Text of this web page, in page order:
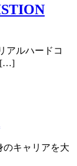
アルハードコ
[…]
のキャリアを大